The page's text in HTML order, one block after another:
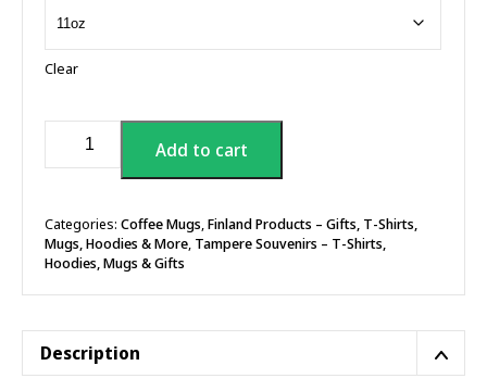
Clear
Mug,
11oz
quantity
Add to cart
Categories: Coffee Mugs,Finland Products – Gifts, T-Shirts,
Mugs, Hoodies & More, Tampere Souvenirs – T-Shirts,
Hoodies, Mugs & Gifts
Description